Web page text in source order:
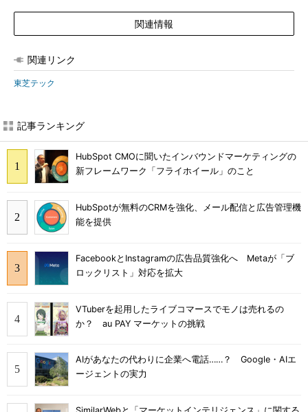
関連情報
関連リンク
東芝テック
記事ランキング
HubSpot CMOに聞いたインバウンドマーケティングの
新フレームワーク「フライホイール」のこと
HubSpotが無料のCRMを強化、メール配信と広告管理機
能を提供
FacebookとInstagramの広告品質強化へ Metaが「ブ
ロックリスト」対応を拡大
VTuberを起用したライブコマースでモノは売れるの
か？ au PAY マーケットの挑戦
AIがあなたの代わりに企業へ電話……？ Google・AIエ
ージェントの実力